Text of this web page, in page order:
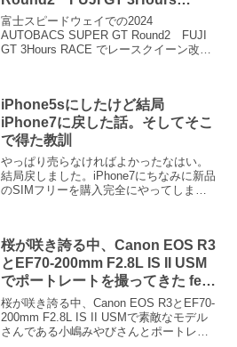
RACE でレースクイーン改めレ
ースアンバサダーをSONY α7RⅣ
とTAMRON 35-150mm F/2-2.8 Di
富士スピードウェイでの2024
AUTOBACS SUPER GT Round2 FUJI
GT 3Hours RACE でレースクイーン改め
せていきます。
iPhone5sにしたけど結局
iPhone7に戻した話。そしてそこ
で得た教訓
やっぱり売らなければよかったなはい。
結局戻しました。iPhone7にちなみに新品
のSIMフリーを購入完全にやってしまい
回の事で得た教...
桜が咲き誇る中、Canon EOS R3
とEF70-200mm F2.8L IS II USM
でポートレートを撮ってきた feat
小嶋みやびさん
桜が咲き誇る中、Canon EOS R3とEF70-
200mm F2.8L IS II USMで素敵なモデル
さんである小嶋みやびさんとポートレー